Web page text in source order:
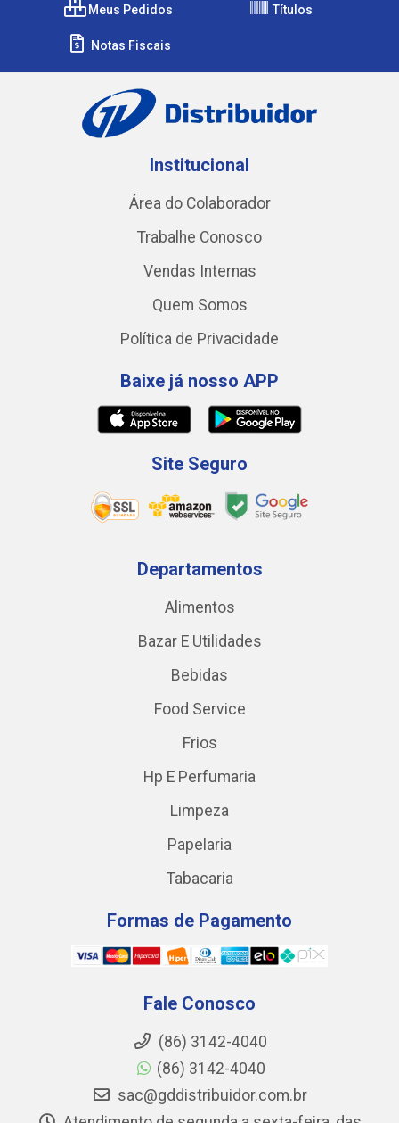
Meus Pedidos Títulos
Notas Fiscais
Institucional
Área do Colaborador
Trabalhe Conosco
Vendas Internas
Quem Somos
Política de Privacidade
Baixe já nosso APP
Site Seguro
Departamentos
Alimentos
Bazar E Utilidades
Bebidas
Food Service
Frios
Hp E Perfumaria
Limpeza
Papelaria
Tabacaria
Formas de Pagamento
Fale Conosco
(86) 3142-4040
(86) 3142-4040
sac@gddistribuidor.com.br